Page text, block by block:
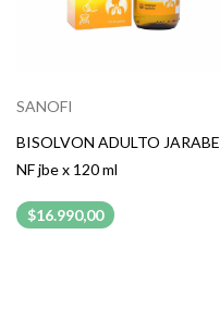
SANOFI
BISOLVON ADULTO JARABE
NF jbe x 120 ml
$16.990,00